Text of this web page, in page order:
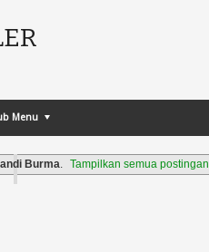
Menu
Burma Tampilkan semua postingan